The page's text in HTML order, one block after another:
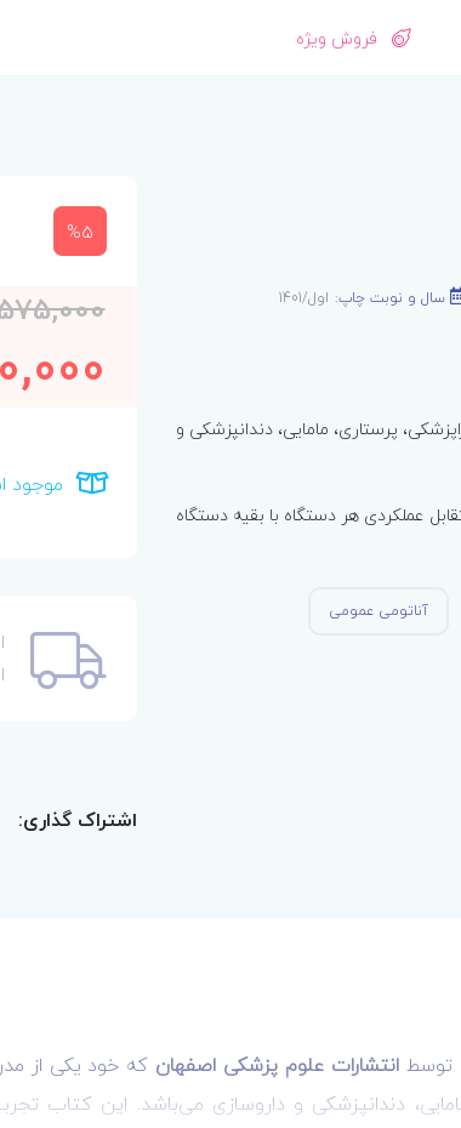
فروش ویژه
سال و نوبت چاپ: اول/1401
پرستاری، مامایی، دندانپزشکی و
عملکردی هر دستگاه با بقیه دستگاه
آناتومی عمومی
%5
اشتراک گذاری:
توسط انتشارات علوم پزشکی اصفهان که خود یکی از
دندانپزشکی و داروسازی می‌باشد. این کتاب